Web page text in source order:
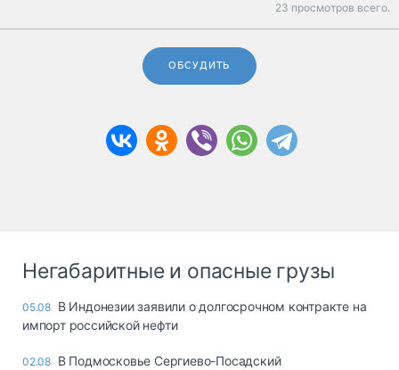
23 просмотров всего.
ОБСУДИТЬ
Негабаритные и опасные грузы
05.08 В Индонезии заявили о долгосрочном контракте на
импорт российской нефти
02.08 В Подмосковье Сергиево-Посадский